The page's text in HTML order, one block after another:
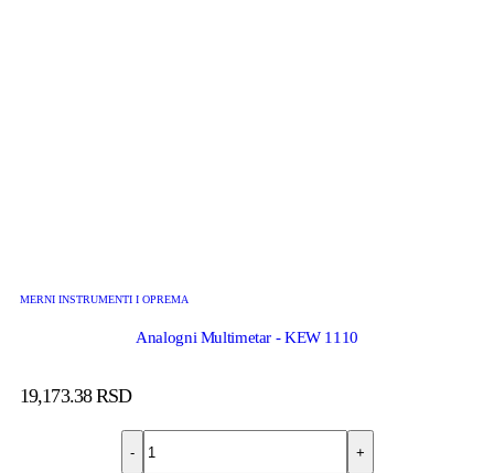
MERNI INSTRUMENTI I OPREMA
Analogni Multimetar - KEW 1110
19,173.38RSD
- +